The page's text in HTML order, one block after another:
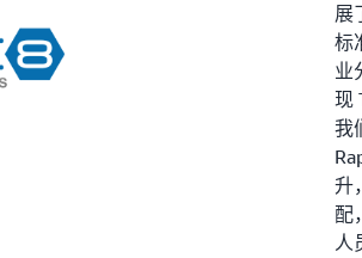
展
标
业
现
我
升
配
人